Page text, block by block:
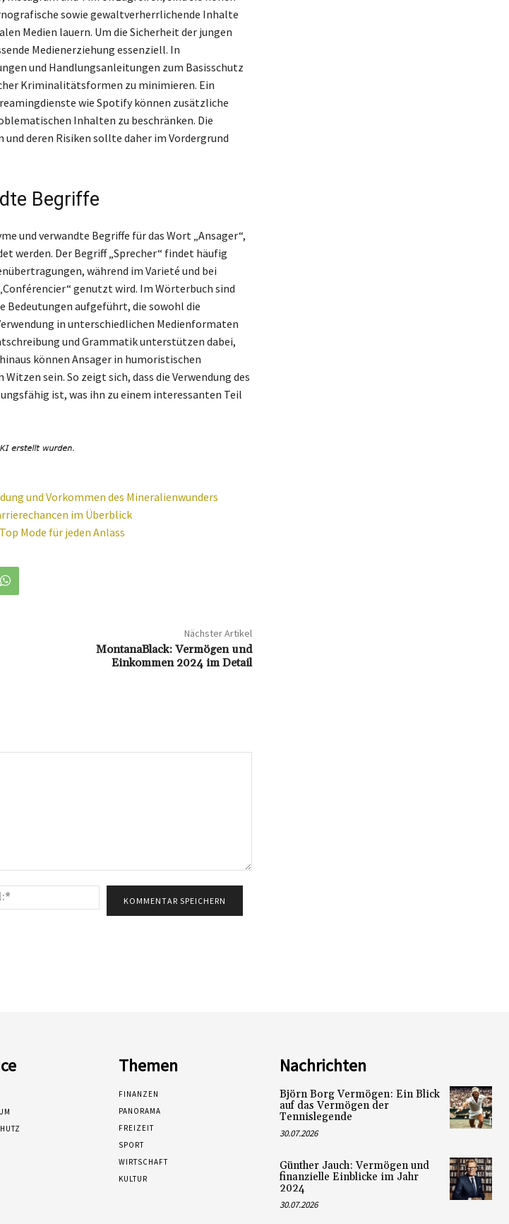
sowie gewaltverherrlichende Inhalte
Medien lauern. Um die Sicherheit der jungen
Medienerziehung essenziell. In
und Handlungsanleitungen zum Basisschutz
Kriminalitätsformen zu minimieren. Ein
wie Spotify können zusätzliche
Inhalten zu beschränken. Die
deren Risiken sollte daher im Vordergrund
Begriffe
und verwandte Begriffe für das Wort „Ansager“,
werden. Der Begriff „Sprecher“ findet häufig
während im Varieté und bei
genutzt wird. Im Wörterbuch sind
Bedeutungen aufgeführt, die sowohl die
in unterschiedlichen Medienformaten
und Grammatik unterstützen dabei,
können Ansager in humoristischen
sein. So zeigt sich, dass die Verwendung des
ist, was ihn zu einem interessanten Teil
und Vorkommen des Mineralienwunders
im Überblick
Mode für jeden Anlass
Nächster Artikel
MontanaBlack: Vermögen und
Einkommen 2024 im Detail
Mail:*
Themen
FINANZEN
PANORAMA
FREIZEIT
SPORT
WIRTSCHAFT
KULTUR
Nachrichten
Björn Borg Vermögen: Ein Blick
auf das Vermögen der
Tennislegende
30.07.2026
Günther Jauch: Vermögen und
finanzielle Einblicke im Jahr
2024
30.07.2026